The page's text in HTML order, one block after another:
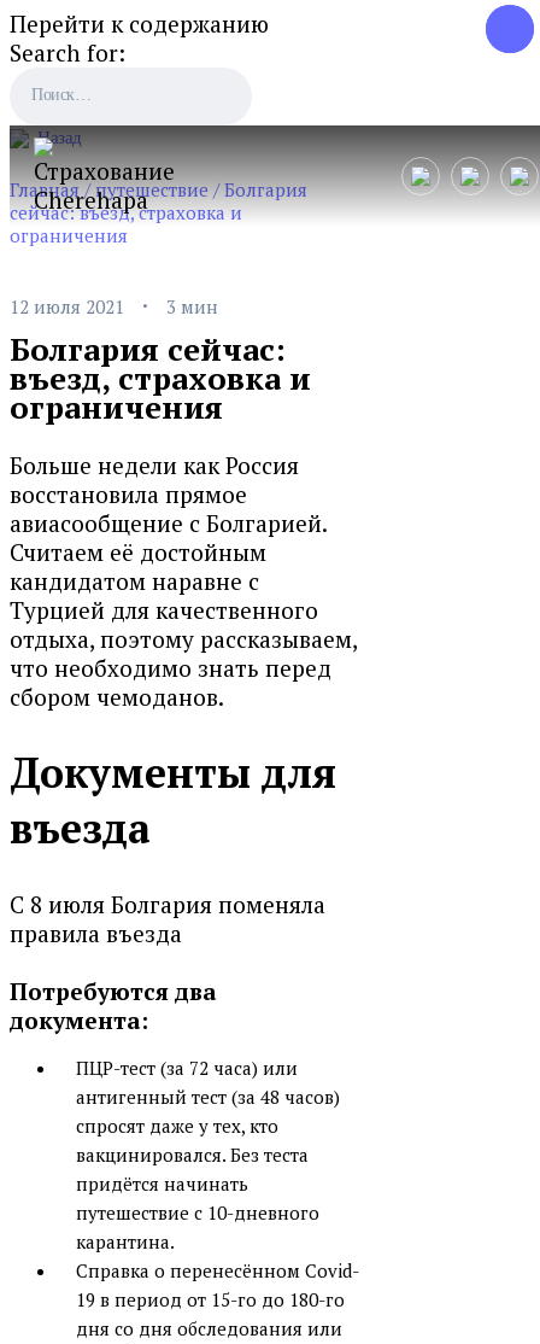
Перейти к содержанию
Search for:
Назад
Главная/путешествие/Болгария
сейчас: въезд, страховка и
ограничения
12 июля 2021 · 3 мин
Болгария сейчас:
въезд, страховка и
ограничения
Больше недели как Россия
восстановила прямое
авиасообщение с Болгарией.
Считаем её достойным
кандидатом наравне с
Турцией для качественного
отдыха, поэтому рассказываем,
что необходимо знать перед
сбором чемоданов.
Документы для
въезда
С 8 июля Болгария поменяла
правила въезда
Потребуются два
документа:
ПЦР-тест (за 72 часа) или
антигенный тест (за 48 часов)
спросят даже у тех, кто
вакцинировался. Без теста
придётся начинать
путешествие с 10-дневного
карантина.
Справка о перенесённом Covid-
19 в период от 15-го до 180-го
дня со дня обследования или